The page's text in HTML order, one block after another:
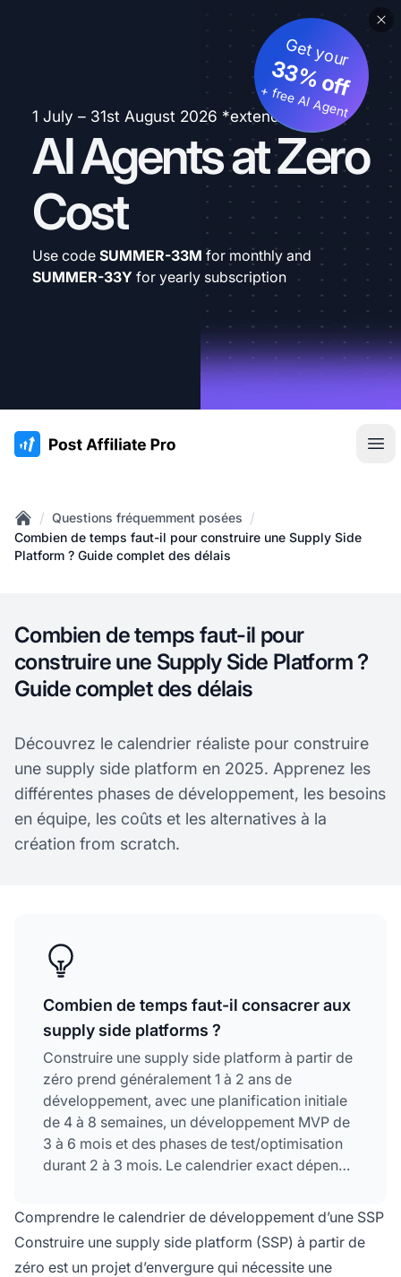
1 July – 31st August 2026 *extended
AI Agents at Zero
Cost
Get your
33% off
+ free AI Agent
Use code SUMMER-33M for monthly and
SUMMER-33Y for yearly subscription
:site.title
Home
/ Questions fréquemment posées /
Combien de temps faut-il pour construire une Supply Side
Platform ? Guide complet des délais
Combien de temps faut-il pour
construire une Supply Side Platform ?
Guide complet des délais
Découvrez le calendrier réaliste pour construire
une supply side platform en 2025. Apprenez les
différentes phases de développement, les besoins
en équipe, les coûts et les alternatives à la
création from scratch.
Combien de temps faut-il consacrer aux
supply side platforms ?
Construire une supply side platform à partir de
zéro prend généralement 1 à 2 ans de
développement, avec une planification initiale
de 4 à 8 semaines, un développement MVP de
3 à 6 mois et des phases de test/optimisation
durant 2 à 3 mois. Le calendrier exact dépend
de l'équipe, des intégrations requises et de
l'étendue des fonctionnalités.
Comprendre le calendrier de développement d’une SSP
Construire une supply side platform (SSP) à partir de
zéro est un projet d’envergure qui nécessite une